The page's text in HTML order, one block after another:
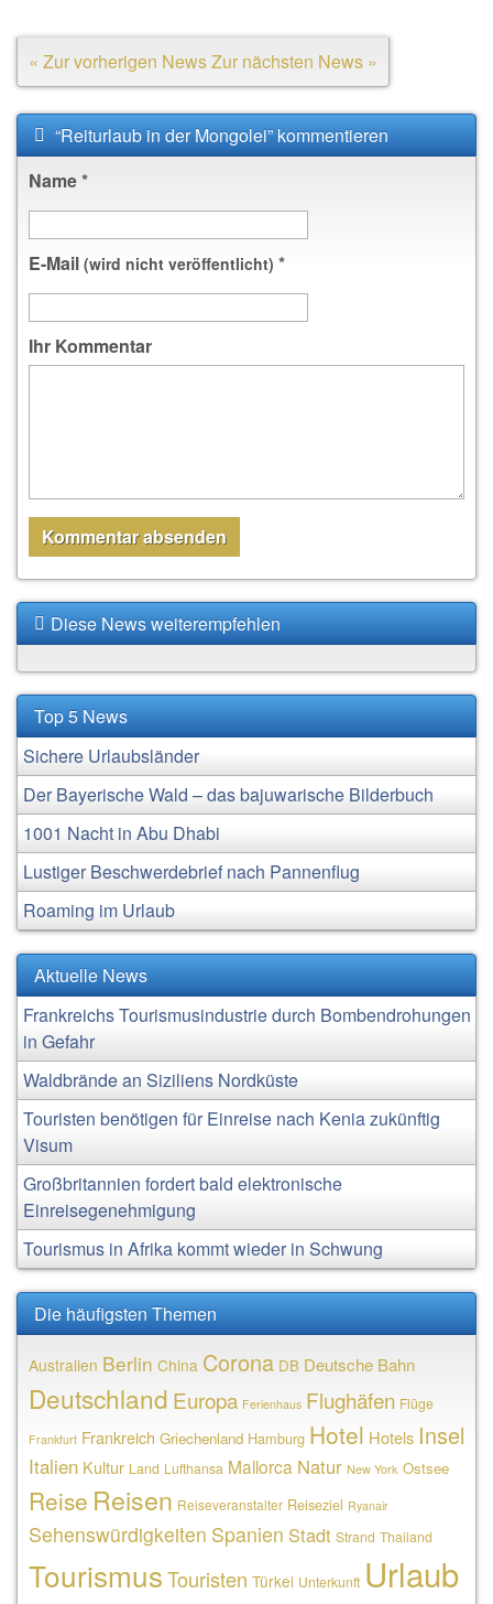
« Zur vorherigen NewsZur nächsten News »
“Reiturlaub in der Mongolei” kommentieren
Name*
E-Mail (wird nicht veröffentlicht) *
Ihr Kommentar
Diese News weiterempfehlen
Top 5 News
Sichere Urlaubsländer
Der Bayerische Wald – das bajuwarische Bilderbuch
1001 Nacht in Abu Dhabi
Lustiger Beschwerdebrief nach Pannenflug
Roaming im Urlaub
Aktuelle News
Frankreichs Tourismusindustrie durch Bombendrohungen
in Gefahr
Waldbrände an Siziliens Nordküste
Touristen benötigen für Einreise nach Kenia zukünftig
Visum
Großbritannien fordert bald elektronische
Einreisegenehmigung
Tourismus in Afrika kommt wieder in Schwung
Die häufigsten Themen
Australien Berlin China Corona DB Deutsche Bahn
Deutschland Europa Ferienhaus Flughäfen Flüge
Frankfurt Frankreich Griechenland Hamburg Hotel Hotels Insel
Italien Kultur Land Lufthansa Mallorca Natur New York Ostsee
Reise Reisen Reiseveranstalter Reiseziel Ryanair
Sehenswürdigkeiten Spanien Stadt Strand Thailand
TourismusTouristen Türkei Unterkunft Urlaub